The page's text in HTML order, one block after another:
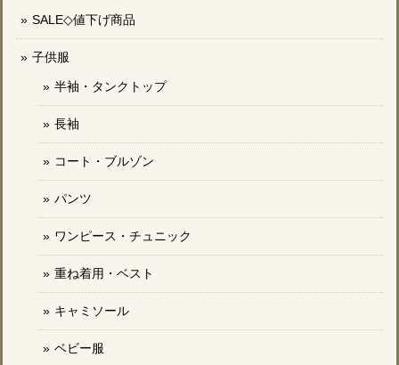
SALE◇値下げ商品
子供服
半袖・タンクトップ
長袖
コート・ブルゾン
パンツ
ワンピース・チュニック
重ね着用・ベスト
キャミソール
ベビー服